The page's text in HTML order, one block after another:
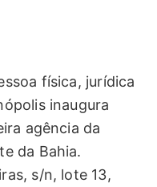
física, jurídica
inaugura
agência da
da Bahia.
s/n, lote 13,